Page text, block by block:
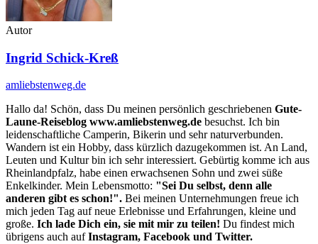
Autor
Ingrid Schick-Kreß
amliebstenweg.de
Hallo da! Schön, dass Du meinen persönlich geschriebenen Gute-
Laune-Reiseblog www.amliebstenweg.de besuchst. Ich bin
leidenschaftliche Camperin, Bikerin und sehr naturverbunden.
Wandern ist ein Hobby, dass kürzlich dazugekommen ist. An Land,
Leuten und Kultur bin ich sehr interessiert. Gebürtig komme ich aus
Rheinlandpfalz, habe einen erwachsenen Sohn und zwei süße
Enkelkinder. Mein Lebensmotto: "Sei Du selbst, denn alle
anderen gibt es schon!". Bei meinen Unternehmungen freue ich
mich jeden Tag auf neue Erlebnisse und Erfahrungen, kleine und
große. Ich lade Dich ein, sie mit mir zu teilen! Du findest mich
übrigens auch aufInstagram, Facebook und Twitter.